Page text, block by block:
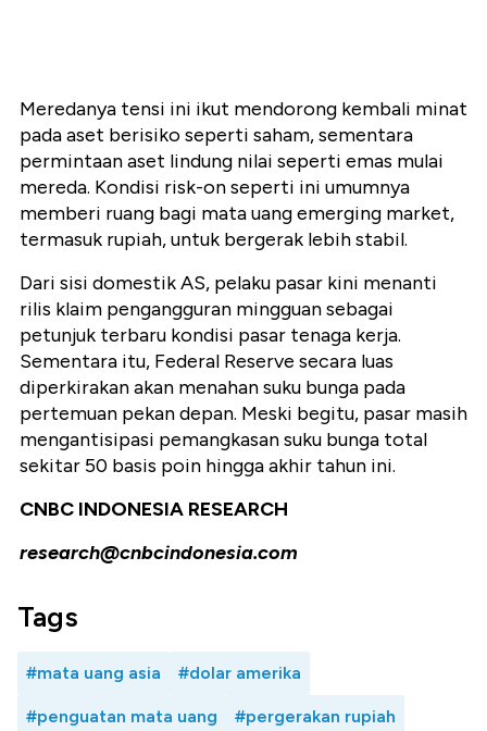
Meredanya tensi ini ikut mendorong kembali minat
pada aset berisiko seperti saham, sementara
permintaan aset lindung nilai seperti emas mulai
mereda. Kondisi risk-on seperti ini umumnya
memberi ruang bagi mata uang emerging market,
termasuk rupiah, untuk bergerak lebih stabil.
Dari sisi domestik AS, pelaku pasar kini menanti
rilis klaim pengangguran mingguan sebagai
petunjuk terbaru kondisi pasar tenaga kerja.
Sementara itu, Federal Reserve secara luas
diperkirakan akan menahan suku bunga pada
pertemuan pekan depan. Meski begitu, pasar masih
mengantisipasi pemangkasan suku bunga total
sekitar 50 basis poin hingga akhir tahun ini.
CNBC INDONESIA RESEARCH
research@cnbcindonesia.com
Tags
#mata uang asia #dolar amerika
#penguatan mata uang #pergerakan rupiah